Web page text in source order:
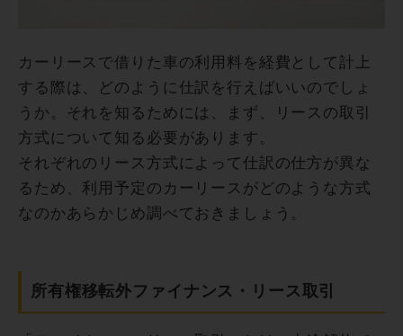
カーリースで借りた車の利用料を経費として計上
する際は、どのように仕訳を行えばいいのでしょ
うか。それを知るためには、まず、リースの取引
方式について知る必要があります。
それぞれのリース方式によって仕訳の仕方が異な
るため、利用予定のカーリースがどのような方式
なのかあらかじめ調べておきましょう。
所有権移転外ファイナンス・リース取引